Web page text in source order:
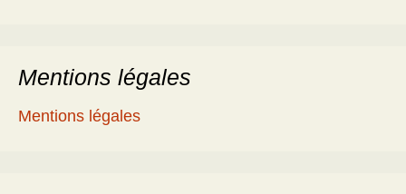
Mentions légales
Mentions légales